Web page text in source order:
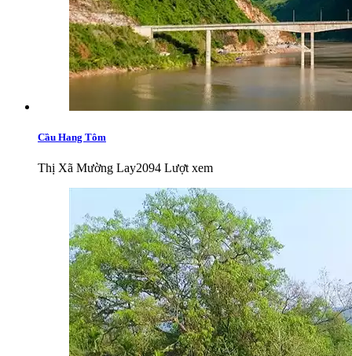
Cầu Hang Tôm
Thị Xã Mường Lay2094 Lượt xem